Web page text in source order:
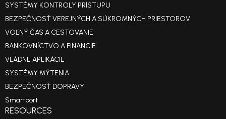
SYSTÉMY KONTROLY PRÍSTUPU
BEZPEČNOSŤ VEREJNÝCH A SÚKROMNÝCH PRIESTOROV
VOĽNÝ ČAS A CESTOVANIE
BANKOVNÍCTVO A FINANCIE
VLÁDNE APLIKÁCIE
SYSTÉMY MÝTENIA
BEZPEČNOSŤ DOPRAVY
Smartport
RESOURCES